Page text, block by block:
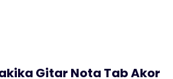
Gitar Nota Tab Akor